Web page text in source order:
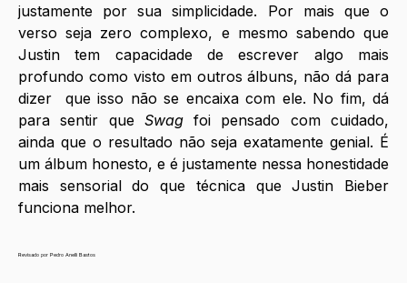
justamente por sua simplicidade. Por mais que o
verso seja zero complexo, e mesmo sabendo que
Justin tem capacidade de escrever algo mais
profundo como visto em outros álbuns, não dá para
dizer  que isso não se encaixa com ele. No fim, dá
para sentir que Swag foi pensado com cuidado,
ainda que o resultado não seja exatamente genial. É
um álbum honesto, e é justamente nessa honestidade
mais sensorial do que técnica que Justin Bieber
funciona melhor.
Revisado por Pedro Anelli Bastos